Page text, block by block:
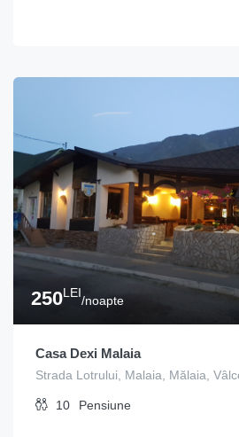
250LEI
/noapte
Casa Dexi Malaia
Strada Lotrului, Malaia, Mălaia,
10 Pensiune